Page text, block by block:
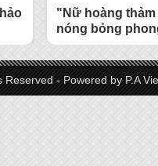
"Nữ hoàng
nóng bỏng
Reserved - Powered by P.A